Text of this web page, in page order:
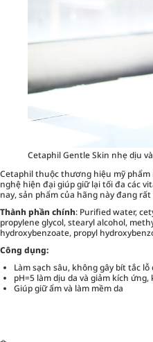
Cetaphil Gentle Skin nhẹ dịu
Cetaphil thuộc thương hiệu mỹ phẩm
nghệ hiện đại giúp giữ lại tối đa các
nay, sản phẩm của hãng này đang
Thành phần chính: Purified water,
propylene glycol, stearyl alcohol,
hydroxybenzoate, propyl
Công dụng:
Làm sạch sâu, không gây bít tắc
pH=5 làm dịu da và giảm kích
Giúp giữ ẩm và làm mềm da